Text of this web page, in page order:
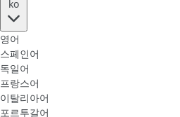
ko
영어
스페인어
독일어
프랑스어
이탈리아어
포르투갈어